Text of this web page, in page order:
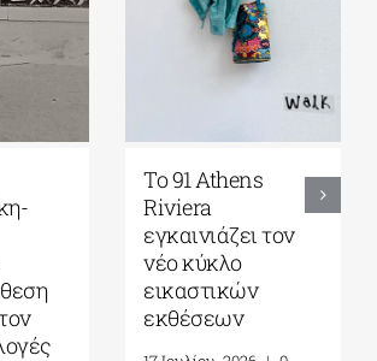
17
– 10
Έρχεται το
Platforms Project
2026| 17-20
Σεπτεμβρίου στο
Καπνεργοστάσιο
της Βουλής των